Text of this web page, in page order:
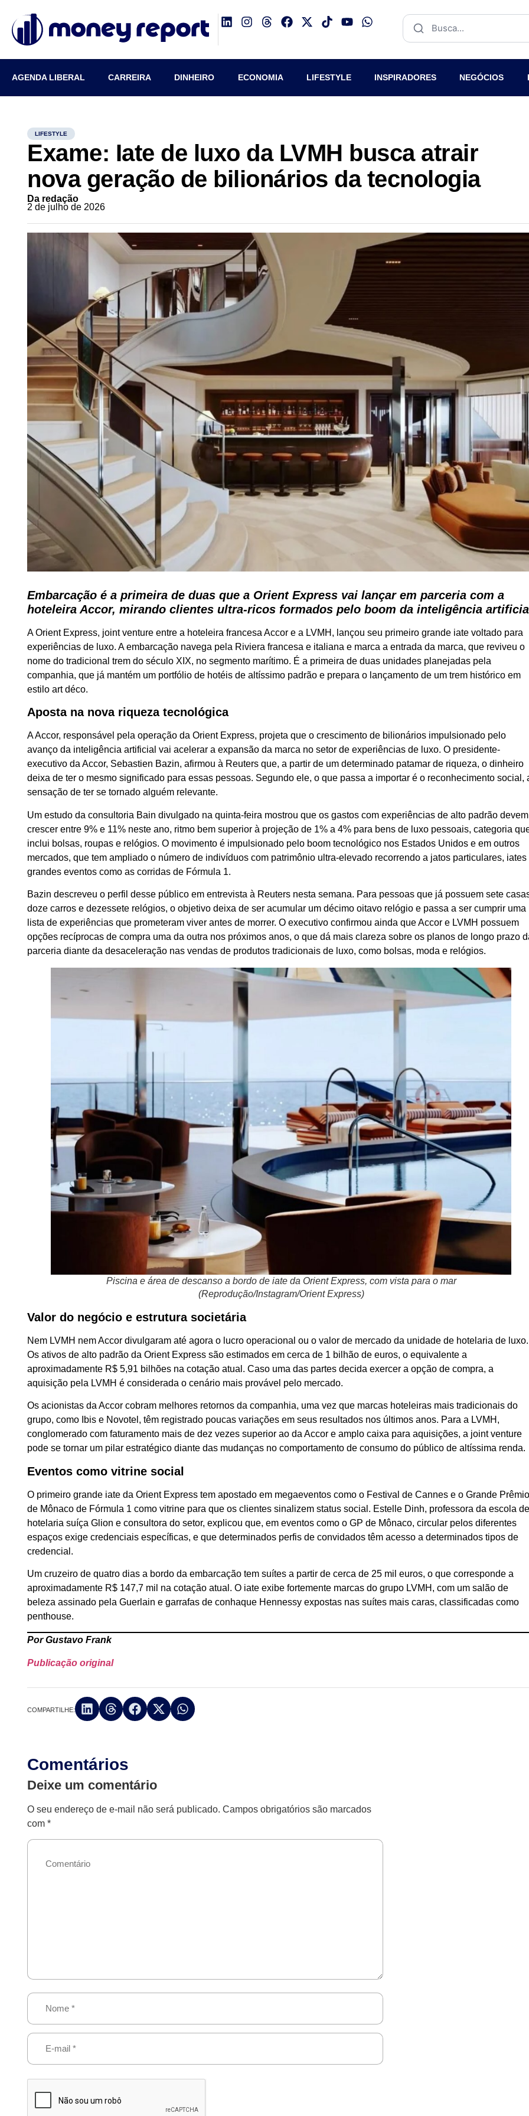
AGENDA LIBERAL CARREIRA DINHEIRO ECONOMIA LIFESTYLE INSPIRADORES NEGÓCIOS
LIFESTYLE
Exame: Iate de luxo da LVMH busca atrair
nova geração de bilionários da tecnologia
Da redação
2 de julho de 2026
Embarcação é a primeira de duas que a Orient Express vai lançar em parceria com a
hoteleira Accor, mirando clientes ultra-ricos formados pelo boom da inteligência
A Orient Express, joint venture entre a hoteleira francesa Accor e a LVMH, lançou seu primeiro grande iate voltado para
experiências de luxo. A embarcação navega pela Riviera francesa e italiana e marca a entrada da marca, que reviveu o
nome do tradicional trem do século XIX, no segmento marítimo. É a primeira de duas unidades planejadas pela
companhia, que já mantém um portfólio de hotéis de altíssimo padrão e prepara o lançamento de um trem histórico em
estilo art déco.
Aposta na nova riqueza tecnológica
A Accor, responsável pela operação da Orient Express, projeta que o crescimento de bilionários impulsionado pelo
avanço da inteligência artificial vai acelerar a expansão da marca no setor de experiências de luxo. O presidente-
executivo da Accor, Sebastien Bazin, afirmou à Reuters que, a partir de um determinado patamar de riqueza, o dinheiro
deixa de ter o mesmo significado para essas pessoas. Segundo ele, o que passa a importar é o reconhecimento social,
sensação de ter se tornado alguém relevante.
Um estudo da consultoria Bain divulgado na quinta-feira mostrou que os gastos com experiências de alto padrão devem
crescer entre 9% e 11% neste ano, ritmo bem superior à projeção de 1% a 4% para bens de luxo pessoais, categoria
inclui bolsas, roupas e relógios. O movimento é impulsionado pelo boom tecnológico nos Estados Unidos e em outros
mercados, que tem ampliado o número de indivíduos com patrimônio ultra-elevado recorrendo a jatos particulares, iates
grandes eventos como as corridas de Fórmula 1.
Bazin descreveu o perfil desse público em entrevista à Reuters nesta semana. Para pessoas que já possuem sete
doze carros e dezessete relógios, o objetivo deixa de ser acumular um décimo oitavo relógio e passa a ser cumprir uma
lista de experiências que prometeram viver antes de morrer. O executivo confirmou ainda que Accor e LVMH possuem
opções recíprocas de compra uma da outra nos próximos anos, o que dá mais clareza sobre os planos de longo prazo
parceria diante da desaceleração nas vendas de produtos tradicionais de luxo, como bolsas, moda e relógios.
Piscina e área de descanso a bordo de iate da Orient Express, com vista para o mar
(Reprodução/Instagram/Orient Express)
Valor do negócio e estrutura societária
Nem LVMH nem Accor divulgaram até agora o lucro operacional ou o valor de mercado da unidade de hotelaria de luxo.
Os ativos de alto padrão da Orient Express são estimados em cerca de 1 bilhão de euros, o equivalente a
aproximadamente R$ 5,91 bilhões na cotação atual. Caso uma das partes decida exercer a opção de compra, a
aquisição pela LVMH é considerada o cenário mais provável pelo mercado.
Os acionistas da Accor cobram melhores retornos da companhia, uma vez que marcas hoteleiras mais tradicionais do
grupo, como Ibis e Novotel, têm registrado poucas variações em seus resultados nos últimos anos. Para a LVMH,
conglomerado com faturamento mais de dez vezes superior ao da Accor e amplo caixa para aquisições, a joint venture
pode se tornar um pilar estratégico diante das mudanças no comportamento de consumo do público de altíssima renda.
Eventos como vitrine social
O primeiro grande iate da Orient Express tem apostado em megaeventos como o Festival de Cannes e o Grande
de Mônaco de Fórmula 1 como vitrine para que os clientes sinalizem status social. Estelle Dinh, professora da escola
hotelaria suíça Glion e consultora do setor, explicou que, em eventos como o GP de Mônaco, circular pelos diferentes
espaços exige credenciais específicas, e que determinados perfis de convidados têm acesso a determinados tipos de
credencial.
Um cruzeiro de quatro dias a bordo da embarcação tem suítes a partir de cerca de 25 mil euros, o que corresponde a
aproximadamente R$ 147,7 mil na cotação atual. O iate exibe fortemente marcas do grupo LVMH, com um salão de
beleza assinado pela Guerlain e garrafas de conhaque Hennessy expostas nas suítes mais caras, classificadas como
penthouse.
Por Gustavo Frank
Publicação original
COMPARTILHE:
Comentários
Deixe um comentário
O seu endereço de e-mail não será publicado. Campos obrigatórios são marcados
com*